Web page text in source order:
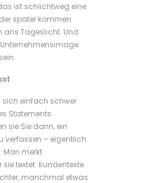
ist schlichtweg eine
später kommen
ans Tageslicht. Und
sich einfach schwer
Statements.
sie Sie dann, ein
verfassen – eigentlich
Man merkt
textet. Kundentexte
manchmal etwas